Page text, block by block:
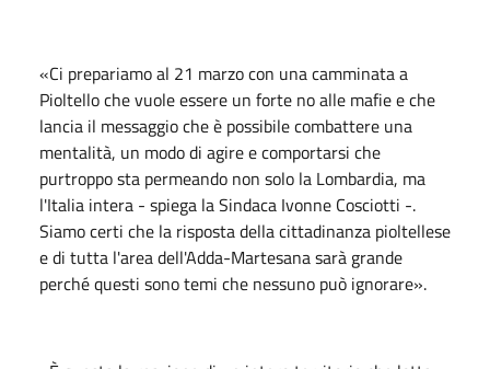
«Ci prepariamo al 21 marzo con una camminata a
Pioltello che vuole essere un forte no alle mafie e che
lancia il messaggio che è possibile combattere una
mentalità, un modo di agire e comportarsi che
purtroppo sta permeando non solo la Lombardia, ma
l'Italia intera - spiega la Sindaca Ivonne Cosciotti -.
Siamo certi che la risposta della cittadinanza pioltellese
e di tutta l'area dell'Adda-Martesana sarà grande
perché questi sono temi che nessuno può ignorare».